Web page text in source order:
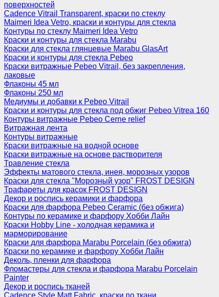
поверхностей
Cadence Vitrail Transparent, краски по стеклу
Maimeri Idea Vetro, краски и контуры для стекла
Контуры по стеклу Maimeri Idea Vetro
Краски и контуры для стекла Marabu
Краски для стекла глянцевые Marabu GlasArt
Краски и контуры для стекла Pebeo
Краски витражные Pebeo Vitrail, без закрепления,
лаковые
Флаконы 45 мл
Флаконы 250 мл
Медиумы и добавки к Pebeo Vitrail
Краски и контуры для стекла под обжиг Pebeo Vitrea 160
Контуры витражные Pebeo Cerne relief
Витражная лента
Контуры витражные
Краски витражные на водной основе
Краски витражные на основе растворителя
Травление стекла
Эффекты матового стекла, инея, морозных узоров
Краски для стекла "Морозный узор" FROST DESIGN
Трафареты для красок FROST DESIGN
Декор и роспись керамики и фарфора
Краски для фарфора Pebeo Ceramic (без обжига)
Контуры по керамике и фарфору Хобби Лайн
Краски Hobby Line - холодная керамика и
марморирование
Краски для фарфора Marabu Porcelain (без обжига)
Краски по керамике и фарфору Хобби Лайн
Деколь, пленки для фарфора
Фломастеры для стекла и фарфора Marabu Porcelain
Painter
Декор и роспись тканей
Cadence Style Matt Fabric, краски по ткани